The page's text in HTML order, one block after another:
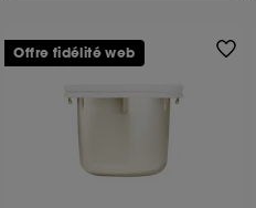
Offre fidélité web